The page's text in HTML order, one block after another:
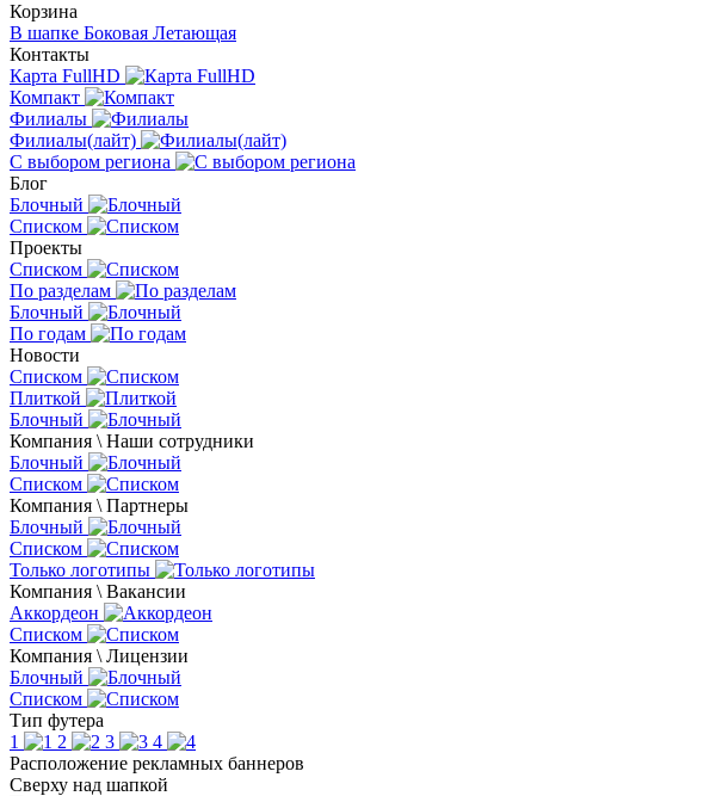
Корзина
В шапке Боковая Летающая
Контакты
Карта FullHD
Компакт
Филиалы
Филиалы(лайт)
С выбором региона
Блог
Блочный
Списком
Проекты
Списком
По разделам
Блочный
По годам
Новости
Списком
Плиткой
Блочный
Компания \ Наши сотрудники
Блочный
Списком
Компания \ Партнеры
Блочный
Списком
Только логотипы
Компания \ Вакансии
Аккордеон
Списком
Компания \ Лицензии
Блочный
Списком
Тип футера
1
2 3
4
Расположение рекламных баннеров
Сверху над шапкой